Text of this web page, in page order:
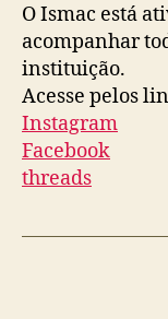
O Ismac está
acompanhar
instituição.
Acesse pelos
Instagram
Facebook
threads